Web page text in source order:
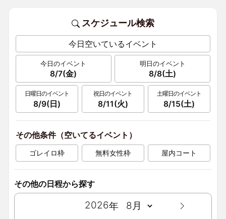
スケジュール検索
今日空いているイベント
今日のイベント
8/7(金)
明日のイベント
8/8(土)
日曜日のイベント
8/9(日)
祝日のイベント
8/11(火)
土曜日のイベント
8/15(土)
その他条件（空いてるイベント）
ゴレイロ枠 無料女性枠 屋内コート
その他の日程から探す